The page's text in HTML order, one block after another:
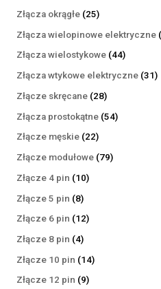
Złącza okrągłe 2525
produktów
Złącza wielopinowe elektryczne
Złącza wielostykowe 4444
produkty
Złącza wtykowe elektryczne 3131
Złącze skręcane 2828
produktów
Złącza prostokątne 5454
Złącze męskie 2222
produkty
Złącze modułowe 7979
Złącze 4 pin 1010
Złącze 5 pin 88
produktów
Złącze 6 pin 1212
Złącze 8 pin 44
produkty
Złącze 10 pin 1414
Złącze 12 pin 99